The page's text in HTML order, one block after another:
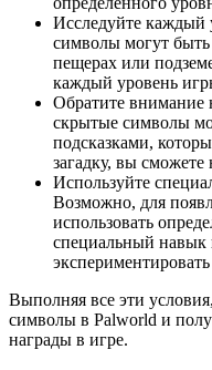
Исследуйте каждый
символы могут
пещерах или
каждый уровень
Обратите внимание
скрытые символы
подсказками,
загадку, вы
Используйте
Возможно, для
использовать
специальный навык
Выполняя все эти
символы в Palworld и
награды в игре.